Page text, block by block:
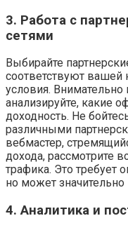
3. Работа с
сетями
Выбирайте
соответствуют
условия. Внимательно
анализируйте, какие
доходность. Не
различными
вебмастер,
дохода, рассмотрите
трафика. Это требует
но может
4. Аналитика и